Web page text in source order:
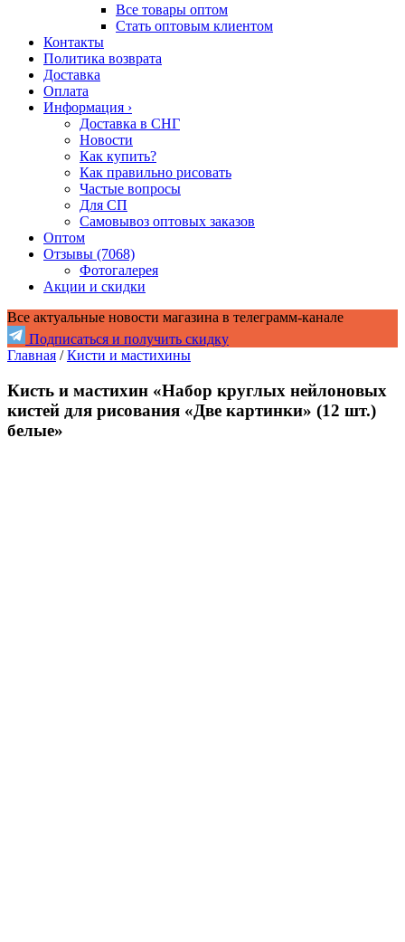
Все товары оптом
Стать оптовым клиентом
Контакты
Политика возврата
Доставка
Оплата
Информация ›
Доставка в СНГ
Новости
Как купить?
Как правильно рисовать
Частые вопросы
Для СП
Самовывоз оптовых заказов
Оптом
Отзывы (7068)
Фотогалерея
Акции и скидки
Все актуальные новости магазина в телеграмм-канале
Подписаться и получить скидку
Главная /Кисти и мастихины
Кисть и мастихин «Набор круглых нейлоновых
кистей для рисования «Две картинки» (12 шт.)
белые»